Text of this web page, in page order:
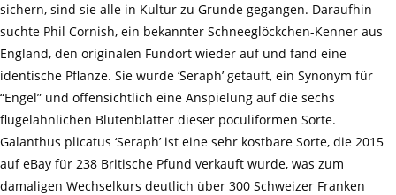
sichern, sind sie alle in Kultur zu Grunde gegangen. Daraufhin
suchte Phil Cornish, ein bekannter Schneeglöckchen-Kenner aus
England, den originalen Fundort wieder auf und fand eine
identische Pflanze. Sie wurde ‘Seraph’ getauft, ein Synonym für
“Engel” und offensichtlich eine Anspielung auf die sechs
flügelähnlichen Blütenblätter dieser poculiformen Sorte.
Galanthus plicatus ‘Seraph’ ist eine sehr kostbare Sorte, die 2015
auf eBay für 238 Britische Pfund verkauft wurde, was zum
damaligen Wechselkurs deutlich über 300 Schweizer Franken